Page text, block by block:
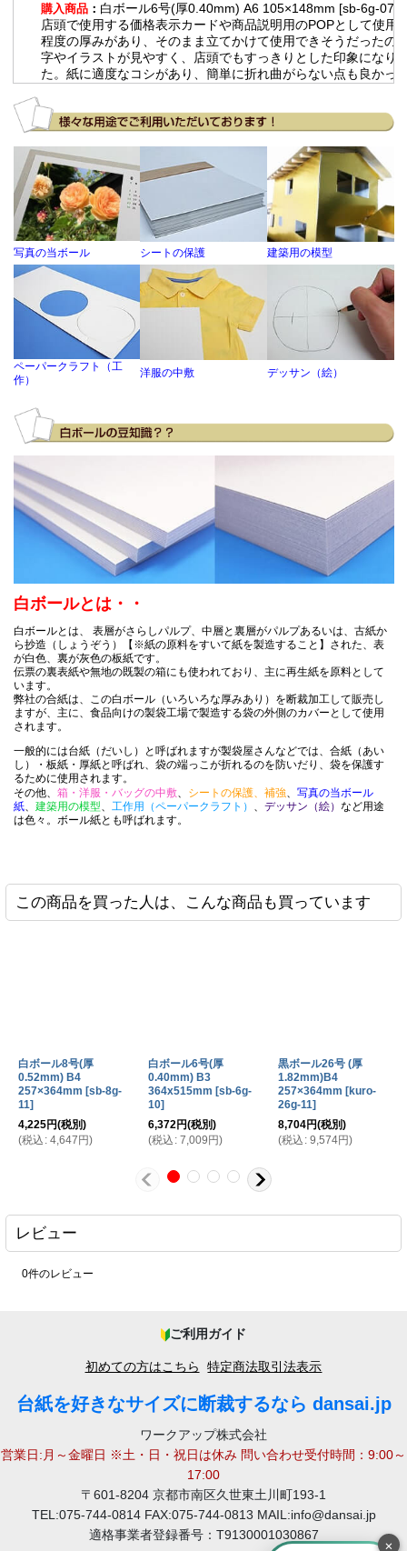
購入商品 ： 白ボール6号(厚0.40mm) A6 105×148mm [sb-6g-07]
店頭で使用する価格表示カードや商品説明用のPOPとして使用
程度の厚みがあり、そのまま立てかけて使用できそうだったの
字やイラストが見やすく、店頭でもすっきりとした印象になり
た。紙に適度なコシがあり、簡単に折れ曲がらない点も良かっ
2026-07-14
購入商品：チップボール11号(厚0.80mm) 全判 800×1100mm
人力飛行機のフェアリング製作における治具。 大量発注する際
きが大きいため。 通常の紙と比べて強度が高いので、製作に役
います。
2026-06-25
購入商品
チップボール8号(厚0.56mm) A2 420×594mm / チッ
ル11号(厚0.80mm) A2 420×594mm
雄勝硯の簡易的な箱に使用しています。１個ごとにサイズが違
手作りです。 仕事場に届けていただけるから！ OKです。
2026-06-10
アートの台紙として利用しています。 必要な大きさにカットし
えること、品質の良さ、一般では手に入らないこと。 円形など
トできないこと以外、とても良質な素材として重宝しています
2026-05-21
購入商品：チップボール11号 155x226mm 800枚
しゃる会社さんでしたので。 切り口も綺麗でお願いしてよかっ
す。 これまではサイズが不揃いなボール紙が会社に大量にあっ
で、ロータリーカッターや、手動の断裁機を使って当て紙を作
ました。作業の負担も減ってよかったです。
2026-05-07
購入商品：白ボール8号(厚0.52mm) B3 364×515mm
賞状をお渡しする際の持ち帰り用収納袋として貴社のOPP袋を
ましたが、賞状１枚だけでは折れ曲がってしまうので台紙とし
しました。 希望のサイズにカットしていただける、少数購入す
2026-04-17
購入商品：白ボール8号 142x230mm 1000枚
紙袋底用台紙。 値段及び規格。 丁度良いです。
2026-03-13
購入商品：
白ボール6号(厚0.40mm) A4 210×297mm
いです。 満足してます。
2026-02-20
購入商品
段ボール梱包時の仕切り。 発注のしやすさ。 問題ない。
購入商品：白ボール6号 220x310mm 300枚 / 白ボール6号
写真を入れます。 サイズを細かくできる点。 良いです。
購入商品：白ボール6号(厚0.40mm) B5 182x257mm
販売しているカードが折れないように包装と同梱するため。 コ
フォーマンスがよく、サイズの微調整も可能なため。 指定サイ
りで、断面がとてもきれいに断裁されていて満足。
写真の当ボール シートの保護 建築用の模型
ペーパークラフト（工
作）
洋服の中敷 デッサン（絵）
白ボールとは・・
白ボールとは、 表層がさらしパルプ、中層と裏層がパルプあるいは、古紙か
ら抄造（しょうぞう）【※紙の原料をすいて紙を製造すること】された、表
が白色、裏が灰色の板紙です。
伝票の裏表紙や無地の既製の箱にも使われており、主に再生紙を原料として
います。
弊社の合紙は、この白ボール（いろいろな厚みあり）を断裁加工して販売し
ますが、主に、食品向けの製袋工場で製造する袋の外側のカバーとして使用
されます。
一般的には台紙（だいし）と呼ばれますが製袋屋さんなどでは、合紙（あい
し）・板紙・厚紙と呼ばれ、袋の端っこが折れるのを防いだり、袋を保護す
るために使用されます。
その他、 箱・洋服・バッグの中敷、 シートの保護、補強、 写真の当ボール
紙、 建築用の模型、 工作用（ペーパークラフト） 、 デッサン（絵） など用途
は色々。ボール紙とも呼ばれます。
この商品を買った人は、こんな商品も買っています
白ボール8号(厚
0.52mm) B4
257×364mm [sb-8g-
11]
4,225円(税別)
(税込 : 4,647 円)
白ボール6号(厚
0.40mm) B3
364x515mm [sb-6g-
10]
6,372円(税別)
(税込 : 7,009 円)
黒ボール26号 (厚
1.82mm)B4
257×364mm [kuro-
26g-11]
8,704円(税別)
(税込 : 9,574円)
レビュー
0件のレビュー
ご利用ガイド
初めての方はこちら 特定商法取引法表示
台紙を好きなサイズに断裁するなら dansai.jp
ワークアップ株式会社
営業日:月～金曜日 ※土・日・祝日は休み 問い合わせ受付時間：9:00～
17:00
〒601-8204 京都市南区久世東土川町193-1
TEL:075-744-0814 FAX:075-744-0813 MAIL:info@dansai.jp
適格事業者登録番号：T9130001030867
×